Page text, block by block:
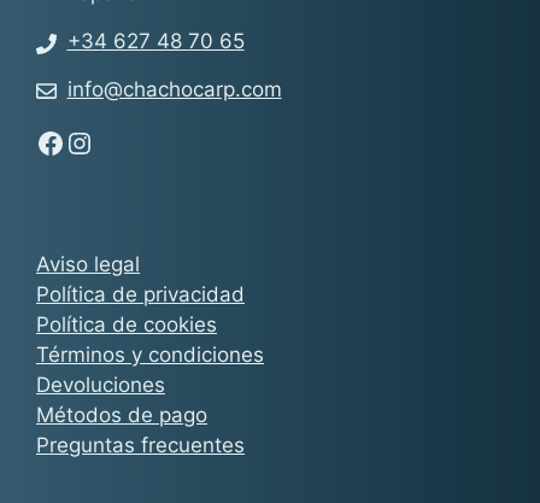
Aviso legal
Política de privacidad
Política de cookies
Términos y condiciones
Devoluciones
Métodos de pago
Preguntas frecuentes
+34 627 48 70 65
info@chachocarp.com
Síguenos en Facebook - Chachocarp
Síguenos en Instagram - Chachocarp